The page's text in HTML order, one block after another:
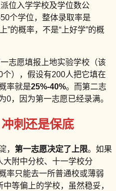
位入学学校及学位数公
个学位，整体录取率是
的概率，不是“上好学”的概
志愿填报上地实验学校（该
），假设有200人把它填在
率就是25%-40%。而第二志
0，因为第一志愿已经录满。
刺还是保底
， 第一志愿决定了上限。如果
大附中分校、十一学校分
率只能去一所普通校或薄弱
等偏上的学校，虽然稳妥，